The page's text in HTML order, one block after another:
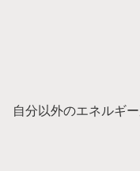
自分以外のエネルギ